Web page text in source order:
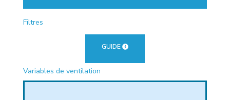
Filtres
GUIDE
Variables de ventilation